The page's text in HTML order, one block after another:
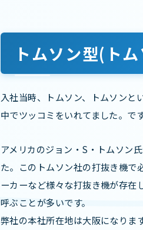
トムソン型(ト
入社当時、トムソン、トムソンと
中でツッコミをいれてました。で
アメリカのジョン・S・トムソン
た。このトムソン社の打抜き機で
ーカーなど様々な打抜き機が存
呼ぶことが多いです。
弊社の本社所在地は大阪になりま